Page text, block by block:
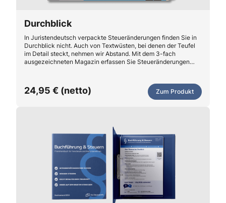
Durchblick
In Juristendeutsch verpackte Steueränderungen finden Sie in
Durchblick nicht. Auch von Textwüsten, bei denen der Teufel
im Detail steckt, nehmen wir Abstand. Mit dem 3-fach
ausgezeichneten Magazin erfassen Sie Steueränderungen
Illustrationen. Jetzt kostenlos testen!
24,95 € (netto) Zum Produkt